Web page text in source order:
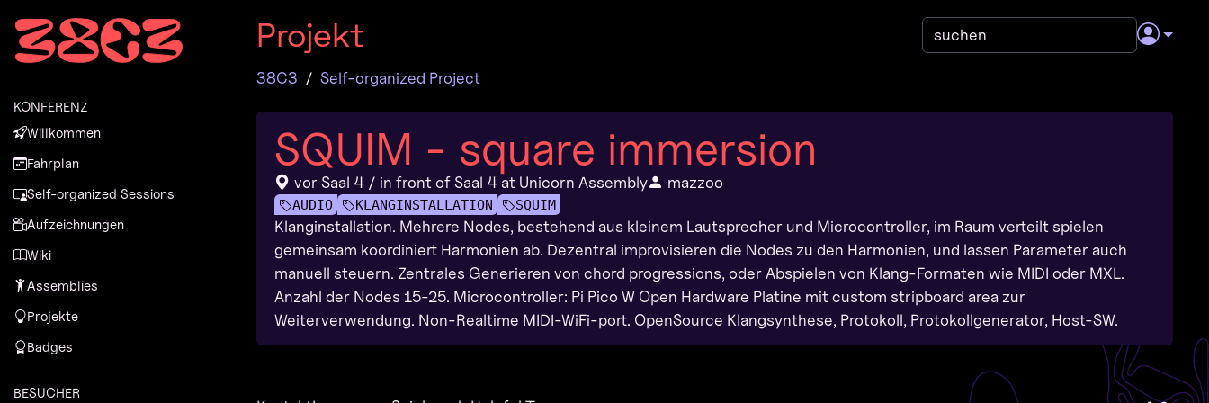
Zum Inhalt
Zum Footer
KONFERENZ
Willkommen
Fahrplan
Self-organized Sessions
Aufzeichnungen
Wiki
Assemblies
Projekte
Badges
BESUCHER
Projekt
38C3 Self-organized Project
SQUIM - square immersion
vor Saal 4 / in front of Saal 4 at Unicorn Assembly mazzoo
AUDIO KLANGINSTALLATION SQUIM
Klanginstallation. Mehrere Nodes, bestehend aus kleinem Lautsprecher und Microcontroller, im Raum verteilt spielen
gemeinsam koordiniert Harmonien ab. Dezentral improvisieren die Nodes zu den Harmonien, und lassen Parameter auch
manuell steuern. Zentrales Generieren von chord progressions, oder Abspielen von Klang-Formaten wie MIDI oder MXL.
Anzahl der Nodes 15-25. Microcontroller: Pi Pico W Open Hardware Platine mit custom stripboard area zur
Weiterverwendung. Non-Realtime MIDI-WiFi-port. OpenSource Klangsynthese, Protokoll, Protokollgenerator, Host-SW.